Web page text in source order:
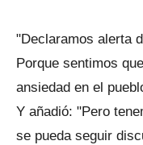
"Declaramos alerta
Porque sentimos
ansiedad en el
Y añadió: "Pero
se pueda seguir